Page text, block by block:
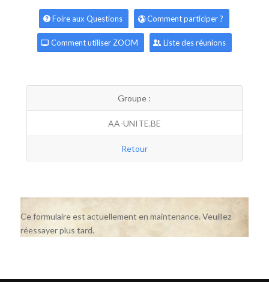
Foire aux Questions Comment participer ?
Comment utiliser ZOOM Liste des réunions
Groupe :
AA-UNITE.BE
Retour
Ce formulaire est actuellement en maintenance. Veuillez
réessayer plus tard.